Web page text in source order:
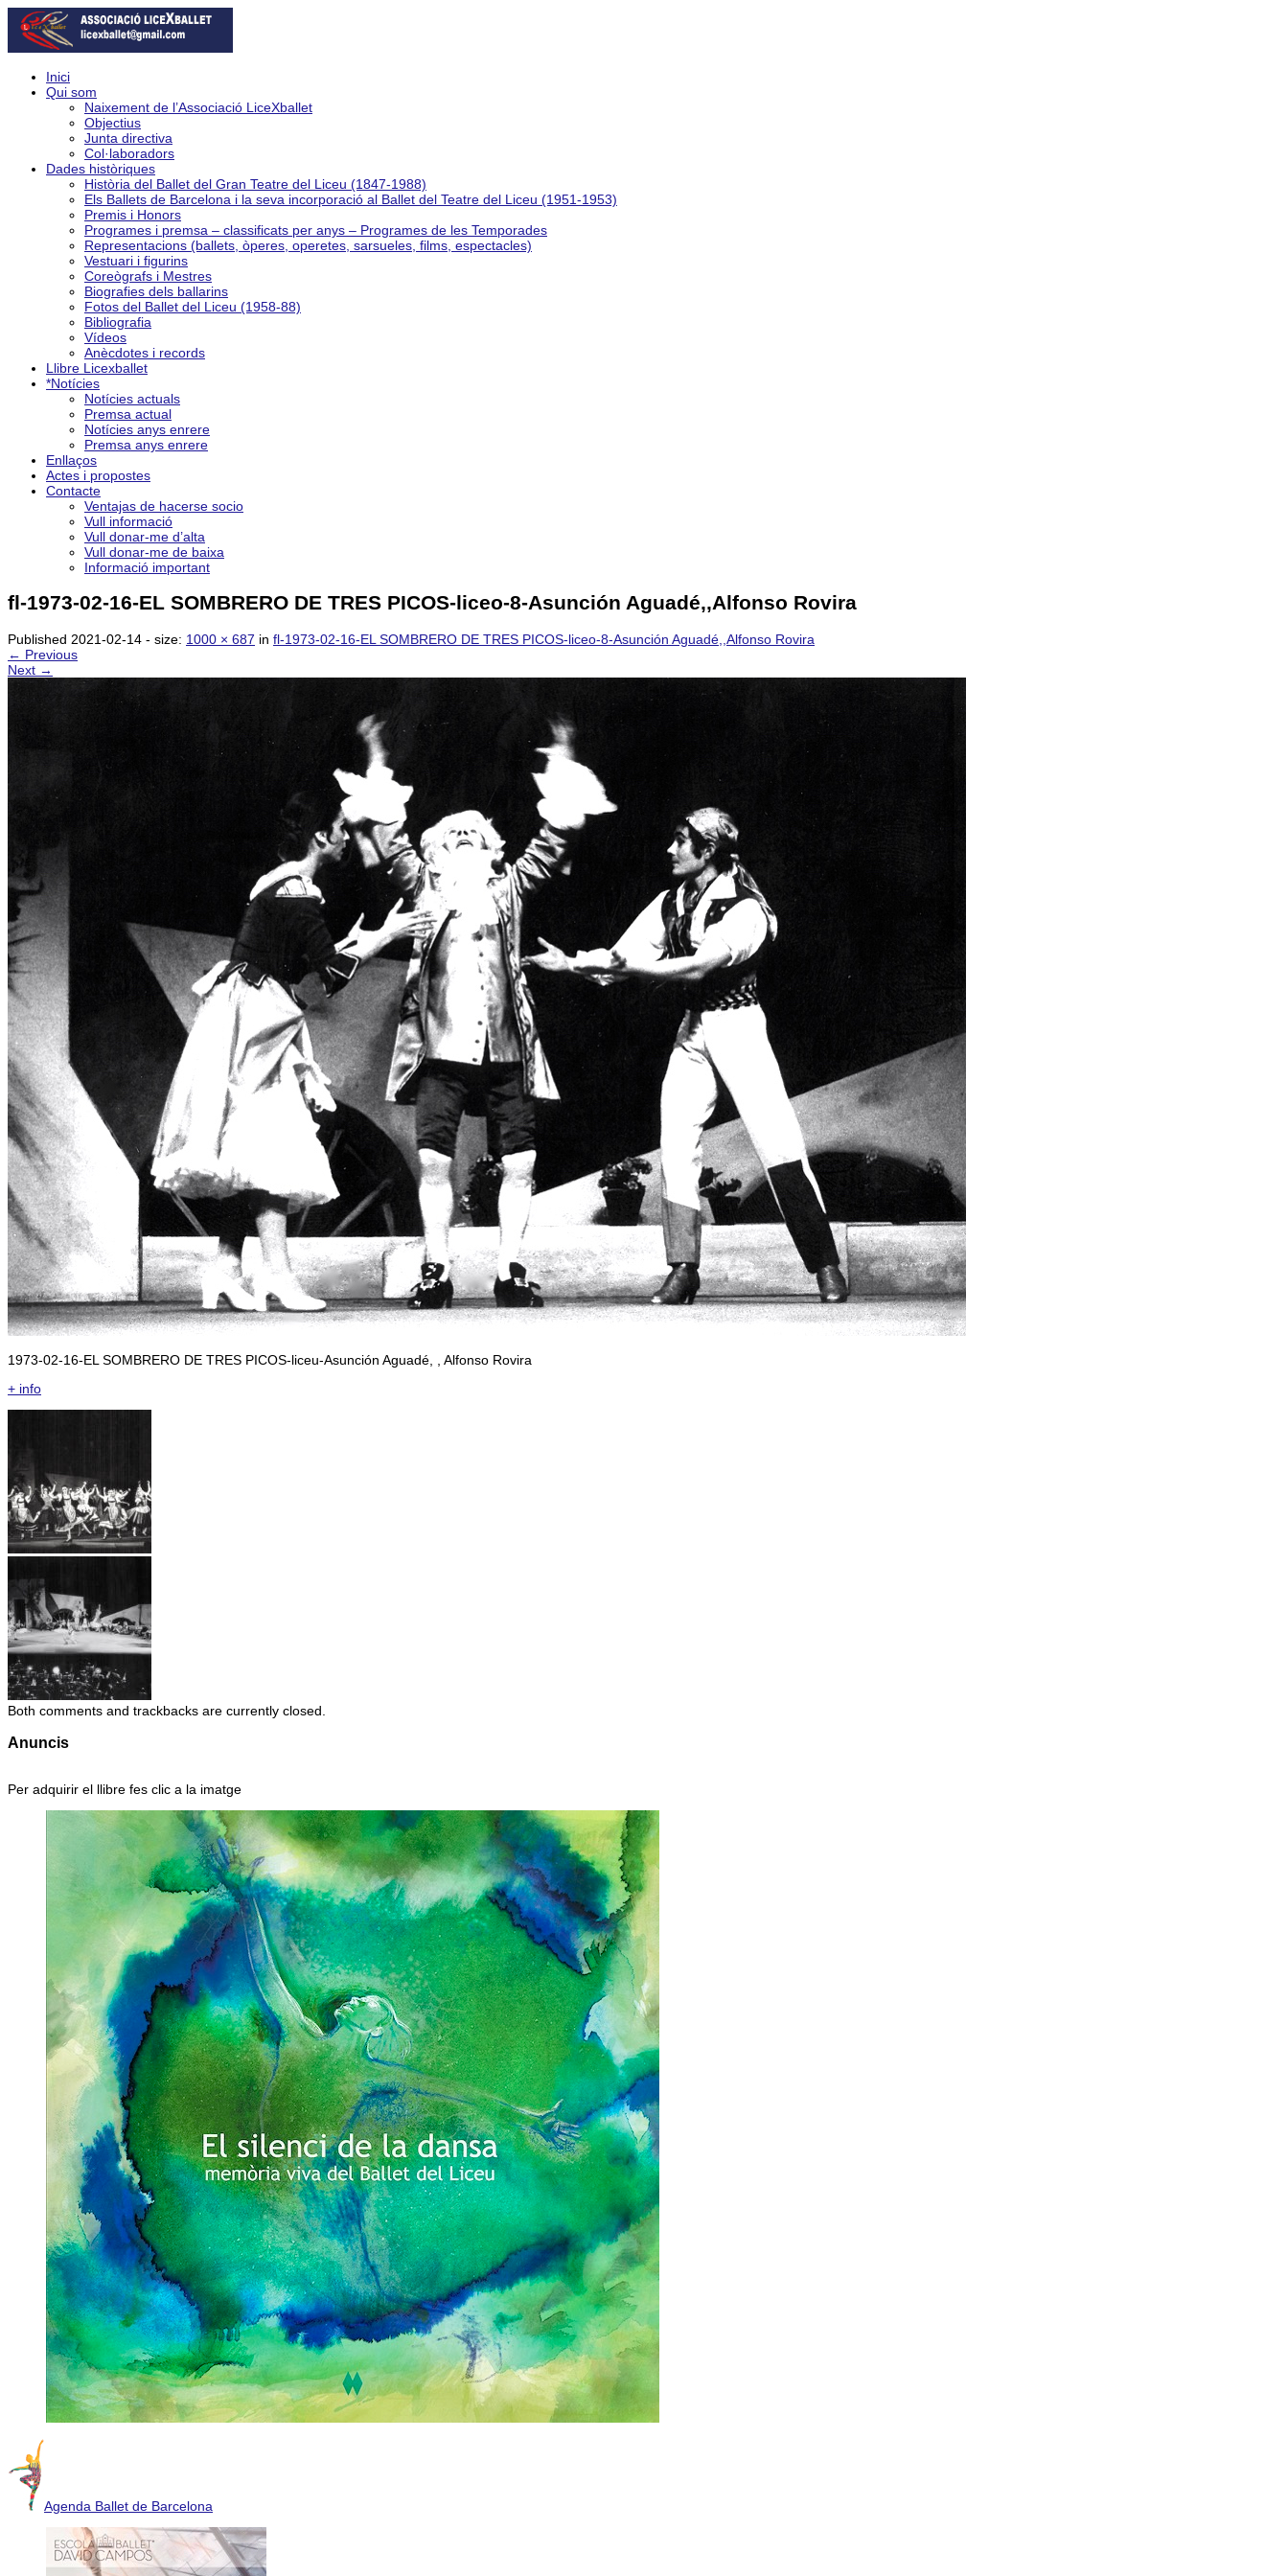
Inici
Qui som
Naixement de l’Associació LiceXballet
Objectius
Junta directiva
Col·laboradors
Dades històriques
Història del Ballet del Gran Teatre del Liceu (1847-1988)
Els Ballets de Barcelona i la seva incorporació al Ballet del Teatre del Liceu (1951-1953)
Premis i Honors
Programes i premsa – classificats per anys – Programes de les Temporades
Representacions (ballets, òperes, operetes, sarsueles, films, espectacles)
Vestuari i figurins
Coreògrafs i Mestres
Biografies dels ballarins
Fotos del Ballet del Liceu (1958-88)
Bibliografia
Vídeos
Anècdotes i records
Llibre Licexballet
*Notícies
Notícies actuals
Premsa actual
Notícies anys enrere
Premsa anys enrere
Enllaços
Actes i propostes
Contacte
Ventajas de hacerse socio
Vull informació
Vull donar-me d’alta
Vull donar-me de baixa
Informació important
fl-1973-02-16-EL SOMBRERO DE TRES PICOS-liceo-8-Asunción Aguadé,,Alfonso Rovira
Published 2021-02-14 - size: 1000 × 687 in fl-1973-02-16-EL SOMBRERO DE TRES PICOS-liceo-8-Asunción Aguadé,,Alfonso Rovira
← Previous
Next →
1973-02-16-EL SOMBRERO DE TRES PICOS-liceu-Asunción Aguadé, , Alfonso Rovira
+ info
Both comments and trackbacks are currently closed.
Anuncis
Per adquirir el llibre fes clic a la imatge
Agenda Ballet de Barcelona